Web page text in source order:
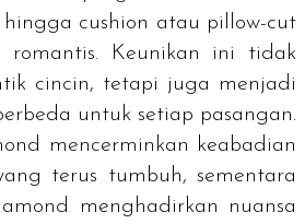
cushion atau pillow-cut
Keunikan ini tidak
cincin, tetapi juga menjadi
untuk setiap pasangan.
mencerminkan keabadian
terus tumbuh, sementara
menghadirkan nuansa